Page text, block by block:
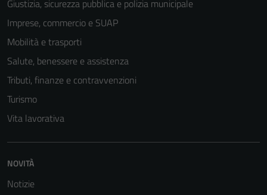
Giustizia, sicurezza pubblica e polizia municipale
Imprese, commercio e SUAP
Mobilità e trasporti
Salute, benessere e assistenza
Tributi, finanze e contravvenzioni
Turismo
Vita lavorativa
NOVITÀ
Notizie